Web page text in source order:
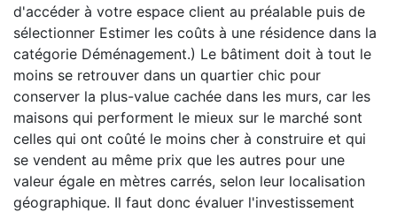
d'accéder à votre espace client au préalable puis de
sélectionner Estimer les coûts à une résidence dans la
catégorie Déménagement.) Le bâtiment doit à tout le
moins se retrouver dans un quartier chic pour
conserver la plus-value cachée dans les murs, car les
maisons qui performent le mieux sur le marché sont
celles qui ont coûté le moins cher à construire et qui
se vendent au même prix que les autres pour une
valeur égale en mètres carrés, selon leur localisation
géographique. Il faut donc évaluer l'investissement